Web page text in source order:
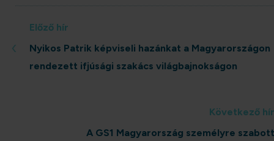
‹
Előző hír
Nyikos Patrik képviseli hazánkat a Magyarországon
rendezett ifjúsági szakács világbajnokságon
Következő hír
A GS1 Magyarország személyre szabott